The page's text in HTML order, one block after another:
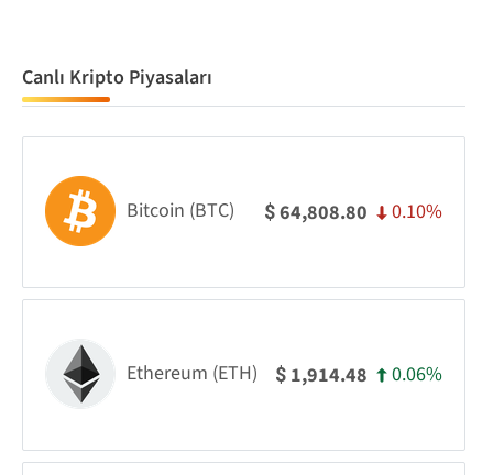
Canlı Kripto Piyasaları
Bitcoin (BTC) $64,808.80 0.10%
Ethereum (ETH) $ 1,914.48 0.06%